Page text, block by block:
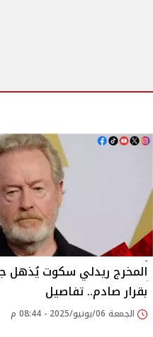
المخرج ريدلي سكوت يُذهل
بقرار صادم.. تفاصيل
الجمعة 06/يونيو/2025 - 08:44 م